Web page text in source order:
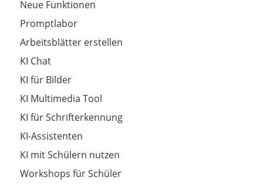
Neue Funktionen
Promptlabor
Arbeitsblätter erstellen
KI Chat
KI für Bilder
KI Multimedia Tool
KI für Schrifterkennung
KI-Assistenten
KI mit Schülern nutzen
Workshops für Schüler